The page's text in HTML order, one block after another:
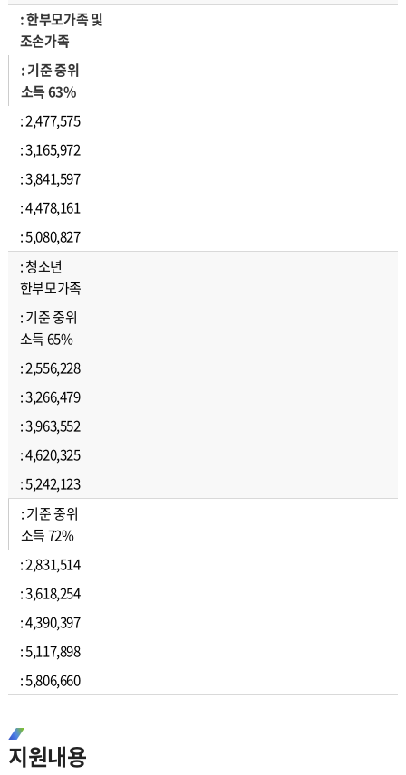
한부모가족 및
조손가족
기준 중위
소득 63%
2,477,575
3,165,972
3,841,597
4,478,161
5,080,827
청소년
한부모가족
기준 중위
소득 65%
2,556,228
3,266,479
3,963,552
4,620,325
5,242,123
기준 중위
소득 72%
2,831,514
3,618,254
4,390,397
5,117,898
5,806,660
지원내용